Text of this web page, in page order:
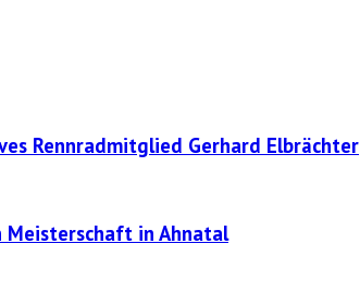
Rennradmitglied Gerhard Elbrächter
in Ahnatal